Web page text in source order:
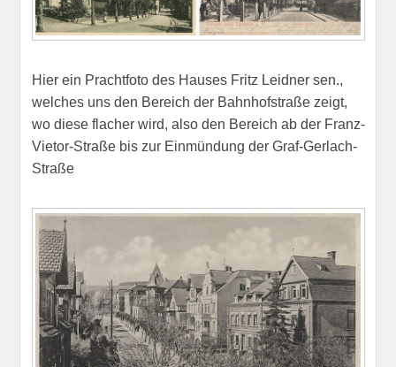
Hier ein Prachtfoto des Hauses Fritz Leidner sen.,
welches uns den Bereich der Bahnhofstraße zeigt,
wo diese flacher wird, also den Bereich ab der Franz-
Vietor-Straße bis zur Einmündung der Graf-Gerlach-
Straße